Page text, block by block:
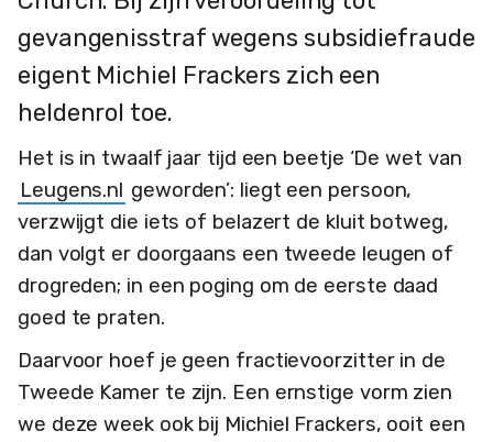
gevangenisstraf wegens subsidiefraude
eigent Michiel Frackers zich een
heldenrol toe.
Het is in twaalf jaar tijd een beetje ‘De wet van
Leugens.nl geworden’: liegt een persoon,
verzwijgt die iets of belazert de kluit botweg,
dan volgt er doorgaans een tweede leugen of
drogreden; in een poging om de eerste daad
goed te praten.
Daarvoor hoef je geen fractievoorzitter in de
Tweede Kamer te zijn. Een ernstige vorm zien
we deze week ook bij Michiel Frackers, ooit een